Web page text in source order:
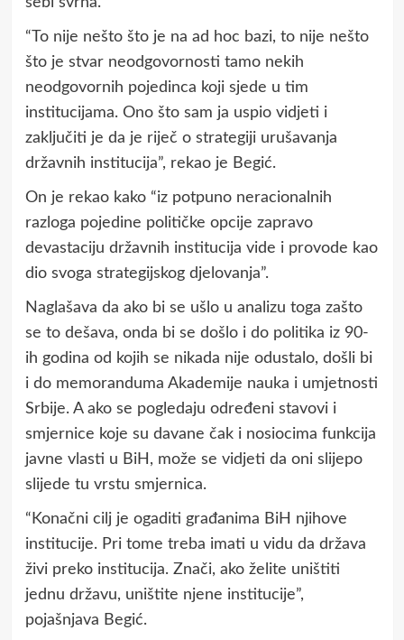
“To nije nešto što je na ad hoc bazi, to nije nešto
što je stvar neodgovornosti tamo nekih
neodgovornih pojedinca koji sjede u tim
institucijama. Ono što sam ja uspio vidjeti i
zaključiti je da je riječ o strategiji urušavanja
državnih institucija”, rekao je Begić.
On je rekao kako “iz potpuno neracionalnih
razloga pojedine političke opcije zapravo
devastaciju državnih institucija vide i provode kao
dio svoga strategijskog djelovanja”.
Naglašava da ako bi se ušlo u analizu toga zašto
se to dešava, onda bi se došlo i do politika iz 90-
ih godina od kojih se nikada nije odustalo, došli bi
i do memoranduma Akademije nauka i umjetnosti
Srbije. A ako se pogledaju određeni stavovi i
smjernice koje su davane čak i nosiocima funkcija
javne vlasti u BiH, može se vidjeti da oni slijepo
slijede tu vrstu smjernica.
“Konačni cilj je ogaditi građanima BiH njihove
institucije. Pri tome treba imati u vidu da država
živi preko institucija. Znači, ako želite uništiti
jednu državu, uništite njene institucije”,
pojašnjava Begić.